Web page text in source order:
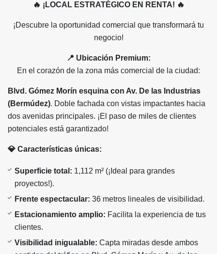
🔥 ¡LOCAL ESTRATÉGICO EN RENTA! 🔥
¡Descubre la oportunidad comercial que transformará tu
negocio!
📍 Ubicación Premium:
En el corazón de la zona más comercial de la ciudad:
Blvd. Gómez Morín esquina con Av. De las Industrias
(Bermúdez). Doble fachada con vistas impactantes hacia
dos avenidas principales. ¡El paso de miles de clientes
potenciales está garantizado!
💎 Características únicas:
Superficie total: 1,112 m² (¡Ideal para grandes
proyectos!).
Frente espectacular: 36 metros lineales de visibilidad.
Estacionamiento amplio: Facilita la experiencia de tus
clientes.
Visibilidad inigualable: Capta miradas desde ambos